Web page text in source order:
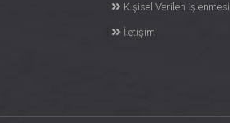
Kişisel Verilen İşlenmesi
İletişim